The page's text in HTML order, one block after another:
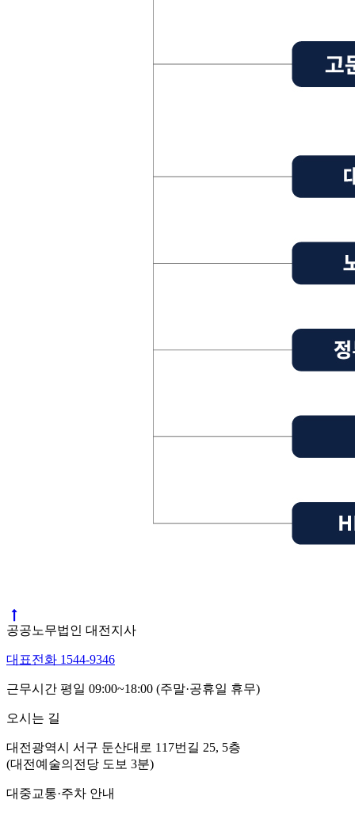
공공노무법인 대전지사
대표전화 1544-9346
근무시간 평일 09:00~18:00 (주말·공휴일 휴무)
오시는 길
대전광역시 서구 둔산대로 117번길 25, 5층
(대전예술의전당 도보 3분)
대중교통·주차 안내